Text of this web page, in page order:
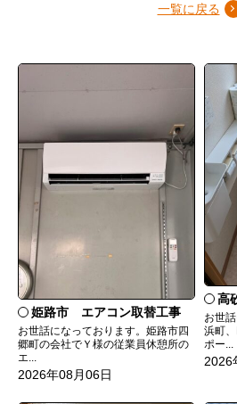
一覧に戻る
姫路市 エアコン取替工事
お世話になっております。姫路市四
郷町の会社でＹ様の従業員休憩所の
エ...
2026年08月06日
高
お世
浜町
ポー...
2026